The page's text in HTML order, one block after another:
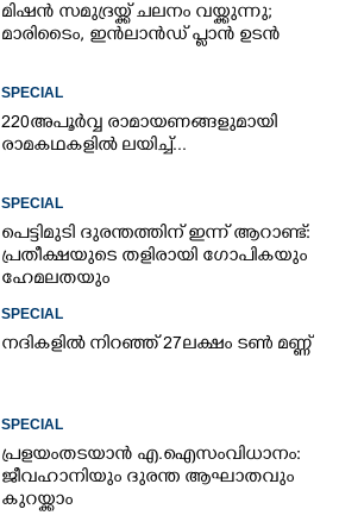
മിഷൻ സമുദ്ര‌യ്ക്ക് ചലനം വയ്ക്കുന്നു;
മാരിടൈം, ഇൻലാൻഡ് പ്ലാൻ ഉടൻ
SPECIAL
220 അപൂർവ്വ രാമായണങ്ങളുമായി
രാമകഥകളിൽ ലയിച്ച്...
SPECIAL
പെട്ടിമുടി ദുരന്തത്തിന് ഇന്ന് ആറാണ്ട്:
പ്രതീക്ഷയുടെ തളിരായി ഗോപികയും
ഹേമലതയും
SPECIAL
നദികളിൽ നിറഞ്ഞ് 27ലക്ഷം ടൺ മണ്ണ്
SPECIAL
പ്രളയം തടയാൻ എ.ഐ സംവിധാനം:
ജീവഹാനിയും ദുരന്ത ആഘാതവും
കുറയ്ക്കാം